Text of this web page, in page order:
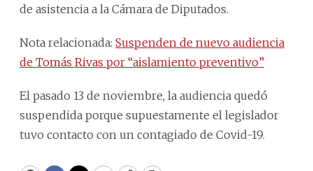
de asistencia a la Cámara de Diputados.
Nota relacionada: Suspenden de nuevo audiencia
de Tomás Rivas por “aislamiento preventivo”
El pasado 13 de noviembre, la audiencia quedó
suspendida porque supuestamente el legislador
tuvo contacto con un contagiado de Covid-19.